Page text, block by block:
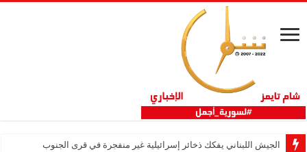
الجيش اللبناني يفكك ذخائر إسرائيلية غير منفجرة في قرى الجنوب